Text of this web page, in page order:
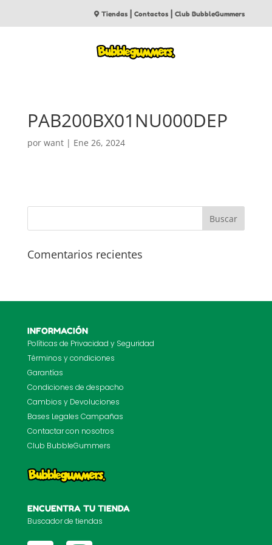
Tiendas |Contactos |Club BubbleGummers
PAB200BX01NU000DEP
por want| Ene 26, 2024
Comentarios recientes
INFORMACIÓN
Políticas de Privacidad y Seguridad
Términos y condiciones
Garantías
Condiciones de despacho
Cambios y Devoluciones
Bases Legales Campañas
Contactar con nosotros
Club BubbleGummers
ENCUENTRA TU TIENDA
Buscador de tiendas